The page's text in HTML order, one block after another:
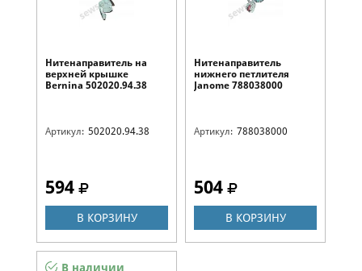
Нитенаправитель на
верхней крышке
Bernina 502020.94.38
Артикул: 502020.94.38
594
В КОРЗИНУ
Нитенаправитель
нижнего петлителя
Janome 788038000
Артикул: 788038000
504
В КОРЗИНУ
В наличии